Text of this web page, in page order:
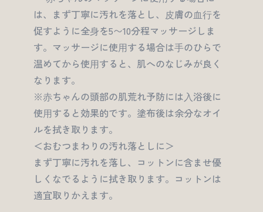
は、まず丁寧に汚れを落とし、⽪膚の⾎⾏を
促すように全⾝を5〜10分程マッサージしま
す。マッサージに使⽤する場合は⼿のひらで
温めてから使⽤すると、肌へのなじみが良く
なります。
※⾚ちゃんの頭部の肌荒れ予防には⼊浴後に
使⽤すると効果的です。塗布後は余分なオイ
ルを拭き取ります。
＜おむつまわりの汚れ落としに＞
まず丁寧に汚れを落し、コットンに含ませ優
しくなでるように拭き取ります。コットンは
適宜取りかえます。